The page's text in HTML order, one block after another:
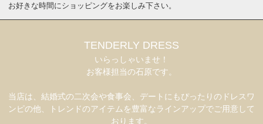
お好きな時間にショッピングをお楽しみ下さい。
TENDERLY DRESS
いらっしゃいませ！
お客様担当の石原です。
当店は、結婚式の二次会や食事会、デートにもぴったりのドレスワ
ンピの他、トレンドのアイテムを豊富なラインアップでご用意して
おります。